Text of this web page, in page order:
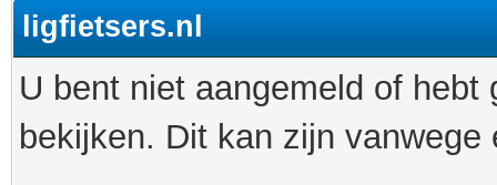
ligfietsers.nl
U bent niet aangemeld of
bekijken. Dit kan zijn